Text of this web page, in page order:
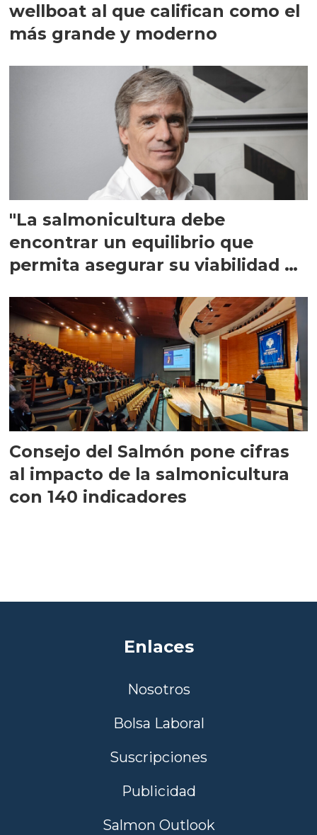
wellboat al que califican como el
más grande y moderno
"La salmonicultura debe
encontrar un equilibrio que
permita asegurar su viabilidad de
Consejo del Salmón pone cifras
al impacto de la salmonicultura
con 140 indicadores
Enlaces
Nosotros
Bolsa Laboral
Suscripciones
Publicidad
Salmon Outlook